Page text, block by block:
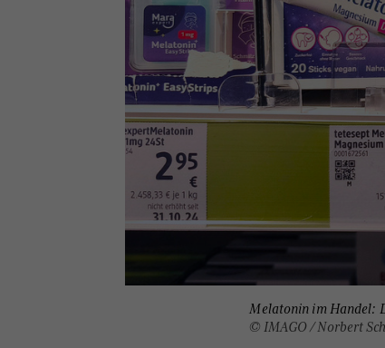
Melatonin im Handel:
© IMAGO / Norbert